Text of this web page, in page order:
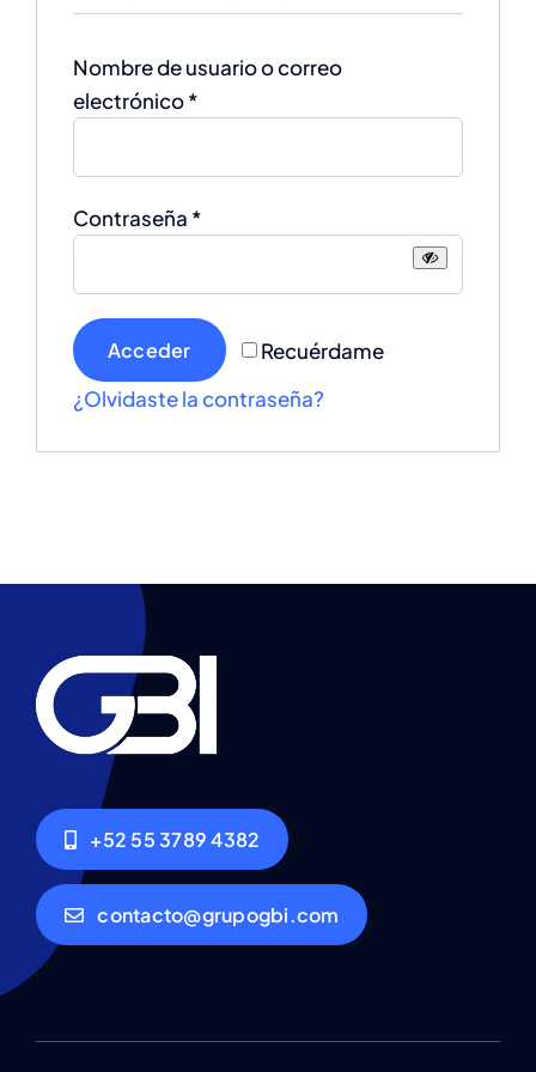
Nombre de usuario o correo
electrónico*Obligatorio
Contraseña *Obligatorio
Recuérdame
Acceder
¿Olvidaste la contraseña?
+52 55 3789 4382
contacto@grupogbi.com